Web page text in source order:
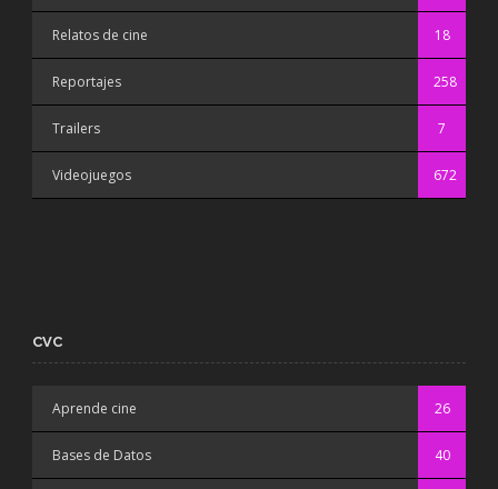
Relatos de cine 18
Reportajes 258
Trailers 7
Videojuegos 672
CVC
Aprende cine 26
Bases de Datos 40